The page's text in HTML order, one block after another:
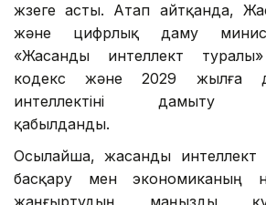
жүзеге асты. Атап айтқанда,
және цифрлық даму
«Жасанды интеллект
кодекс және 2029 жылға
интеллектіні дамыту
қабылданды.
Осылайша, жасанды интеллект
басқару мен экономиканың